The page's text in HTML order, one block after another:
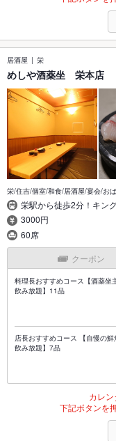
居酒屋 栄
めしや酒薬坐 栄本店
栄/住吉/個室/和食/居酒屋/宴会/お
栄駅から徒歩2分！キン
3000円
60席
クーポン
料理長おすすめコース【酒薬坐
飲み放題】11品
店長おすすめコース 【自慢の
飲み放題】7品
カレン
下記ボタンを